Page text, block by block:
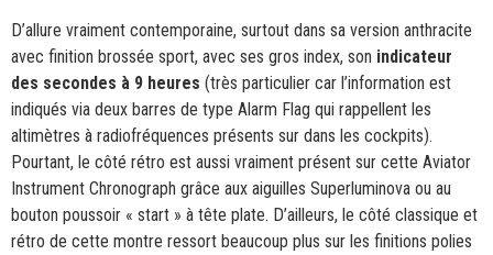
D’allure vraiment contemporaine, surtout dans sa version anthracite
avec finition brossée sport, avec ses gros index, son indicateur
des secondes à 9 heures (très particulier car l’information est
indiqués via deux barres de type Alarm Flag qui rappellent les
altimètres à radiofréquences présents sur dans les cockpits).
Pourtant, le côté rétro est aussi vraiment présent sur cette Aviator
Instrument Chronograph grâce aux aiguilles Superluminova ou au
bouton poussoir « start » à tête plate. D’ailleurs, le côté classique et
rétro de cette montre ressort beaucoup plus sur les finitions polies